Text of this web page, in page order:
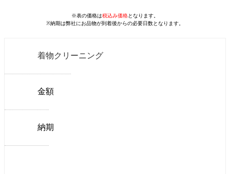
※表の価格は税込み価格となります。
※納期は弊社にお品物が到着後からの必要日数となります。
着物クリーニング
金額
納期